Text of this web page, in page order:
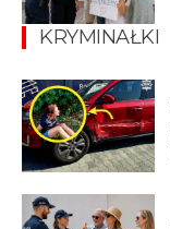
KRYMINAŁKI